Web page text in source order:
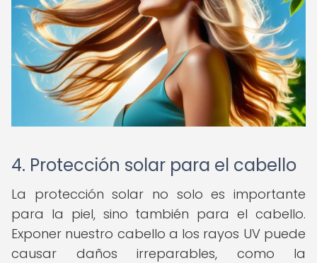
4. Protección solar para el cabello
La protección solar no solo es importante
para la piel, sino también para el cabello.
Exponer nuestro cabello a los rayos UV puede
causar daños irreparables, como la